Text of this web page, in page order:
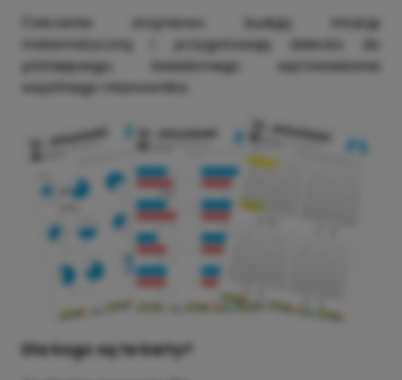
Ćwiczenia stopniowo budują intuicję
matematyczną i przygotowują dziecko do
późniejszego, świadomego wprowadzania
wspólnego mianownika.
Dla kogo są te karty?